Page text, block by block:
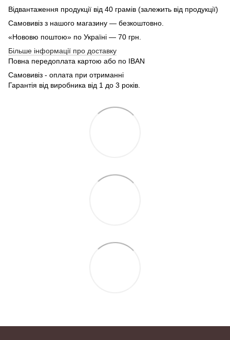
Відвантаження продукції від 40 грамів (залежить від продукції)
Самовивіз з нашого магазину — безкоштовно.
«Нововю поштою» по Україні — 70 грн.
Більше інформації про доставку
Повна передоплата картою або по IBAN
Самовивіз - оплата при отриманні
Гарантія від виробника від 1 до 3 років.